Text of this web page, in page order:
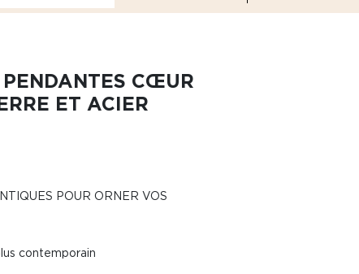
CŒUR
ET ACIER
POUR ORNER VOS
contemporain